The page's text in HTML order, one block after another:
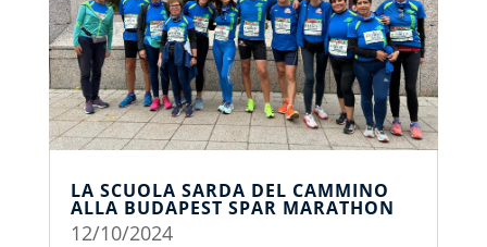
LA SCUOLA SARDA DEL CAMMINO
ALLA BUDAPEST SPAR MARATHON
12/10/2024